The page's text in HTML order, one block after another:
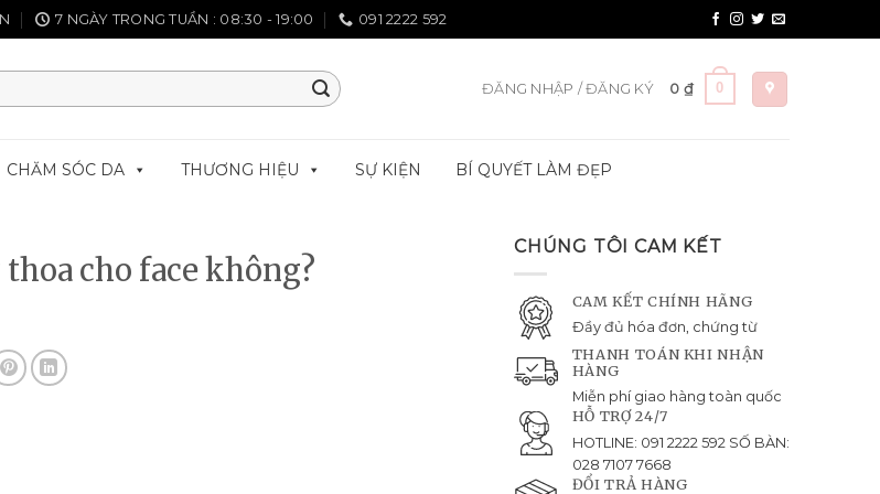
7 NGÀY TRONG TUẦN : 08:30 - 19:00 091 2222 592
ĐĂNG NHẬP / ĐĂNG KÝ 0 ₫ 0
CHĂM SÓC DA THƯƠNG HIỆU SỰ KIỆN BÍ QUYẾT LÀM ĐẸP
cho face không?
CHÚNG TÔI CAM KẾT
CAM KẾT CHÍNH HÃNG
Đầy đủ hóa đơn, chứng từ
THANH TOÁN KHI NHẬN
HÀNG
Miễn phí giao hàng toàn quốc
HỖ TRỢ 24/7
HOTLINE: 091 2222 592 SỐ BÀN:
028 7107 7668
ĐỔI TRẢ HÀNG